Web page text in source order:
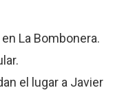
La Bombonera.
el lugar a Javier